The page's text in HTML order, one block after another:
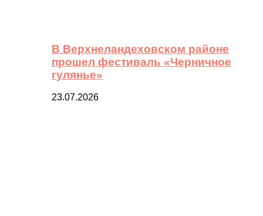
В Верхнеландеховском районе
прошел фестиваль «Черничное
гулянье»
23.07.2026